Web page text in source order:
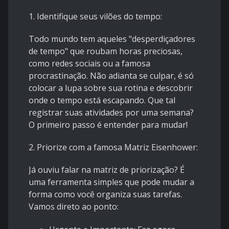
1. Identifique seus vilões do tempo:
Todo mundo tem aqueles "desperdiçadores
de tempo" que roubam horas preciosas,
como redes sociais ou a famosa
procrastinação. Não adianta se culpar, é só
colocar a lupa sobre sua rotina e descobrir
onde o tempo está escapando. Que tal
registrar suas atividades por uma semana?
O primeiro passo é entender para mudar!
2. Priorize com a famosa Matriz Eisenhower:
Já ouviu falar na matriz de priorização? É
uma ferramenta simples que pode mudar a
forma como você organiza suas tarefas.
Vamos direto ao ponto: